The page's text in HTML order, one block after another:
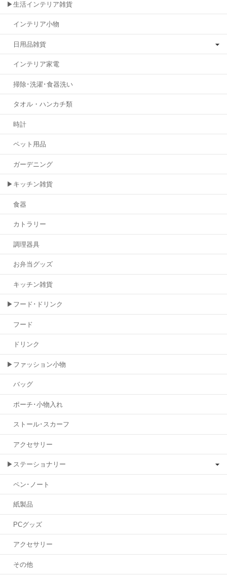
▶生活インテリア雑貨
インテリア小物
日用品雑貨
インテリア家電
掃除･洗濯･食器洗い
タオル・ハンカチ類
時計
ペット用品
ガーデニング
▶キッチン雑貨
食器
カトラリー
調理器具
お弁当グッズ
キッチン雑貨
▶フード･ドリンク
フード
ドリンク
▶ファッション小物
バッグ
ポーチ･小物入れ
ストール･スカーフ
アクセサリー
▶ステーショナリー
ペン･ノート
紙製品
PCグッズ
アクセサリー
その他